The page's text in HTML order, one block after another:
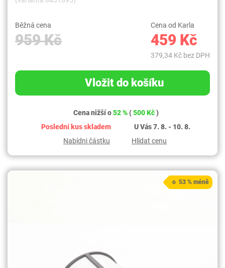
Běžná cena
959 Kč
Cena od Karla
459 Kč
379,34 Kč bez DPH
Vložit do košíku
Cena nižší o52 %(500 Kč)
Poslední kus skladem
U Vás 7. 8. - 10. 8.
Nabídni částku
Hlídat cenu
o 53 % méně